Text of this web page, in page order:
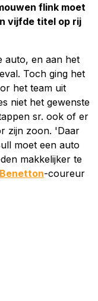
flink moet
vijfde titel op rij
auto, en aan het
Toch ging het
het team uit
niet het gewenste
sr. ook of er
zijn zoon. 'Daar
moet een auto
makkelijker te
Benetton-coureur